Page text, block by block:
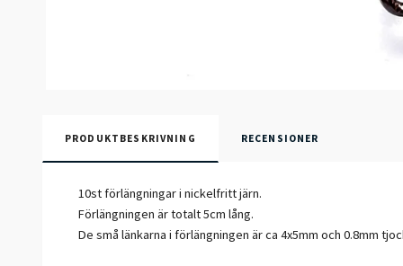
PRODUKTBESKRIVNING RECENSIONER
10st förlängningar i nickelfritt järn.
Förlängningen är totalt 5cm lång.
De små länkarna i förlängningen är ca 4x5mm och 0.8mm